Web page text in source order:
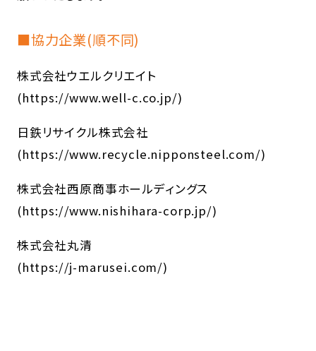
■協力企業(順不同)
株式会社ウエルクリエイト
(https://www.well-c.co.jp/)
日鉄リサイクル株式会社
(https://www.recycle.nipponsteel.com/)
株式会社西原商事ホールディングス
(https://www.nishihara-corp.jp/)
株式会社丸清
(https://j-marusei.com/)